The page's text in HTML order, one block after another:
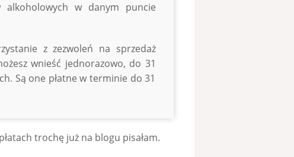
alkoholowych w danym puncie
z zezwoleń na sprzedaż
wnieść jednorazowo, do 31
Są one płatne w terminie do 31
trochę już na blogu pisałam.